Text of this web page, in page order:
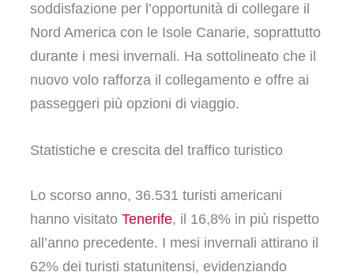
soddisfazione per l’opportunità di collegare il
Nord America con le Isole Canarie, soprattutto
durante i mesi invernali. Ha sottolineato che il
nuovo volo rafforza il collegamento e offre ai
passeggeri più opzioni di viaggio.
Statistiche e crescita del traffico turistico
Lo scorso anno, 36.531 turisti americani
hanno visitato Tenerife, il 16,8% in più rispetto
all’anno precedente. I mesi invernali attirano il
62% dei turisti statunitensi, evidenziando